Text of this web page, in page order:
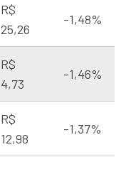
R$
25,26
-1,48%
R$
4,73
-1,46%
R$
12,98
-1,37%